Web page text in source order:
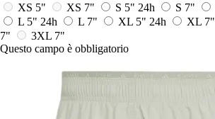
XS 5"
XS 7" S 5" 24h S 7"
L 5" 24h L 7" XL 5" 24h XL 7"
7"
3XL 7"
Questo campo è obbligatorio